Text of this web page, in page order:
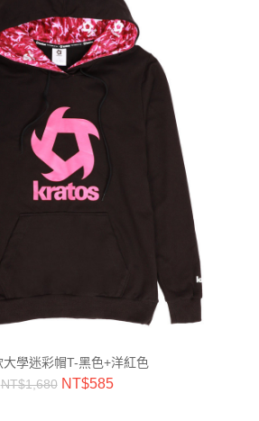
大學迷彩帽T-黑色+洋紅色
NT$1,680 NT$585